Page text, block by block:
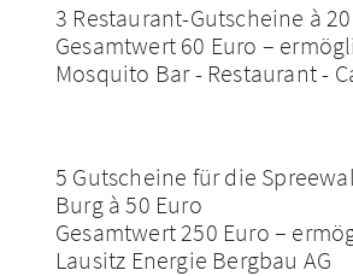
3 Restaurant-Gutscheine à
Gesamtwert 60 Euro –
Mosquito Bar - Restaurant -
5 Gutscheine für die
Burg à 50 Euro
Gesamtwert 250 Euro –
Lausitz Energie Bergbau AG